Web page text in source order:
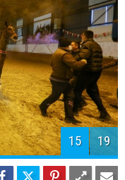
15 19